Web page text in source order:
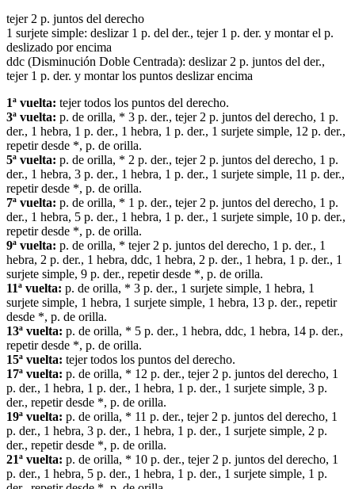
tejer 2 p. juntos del derecho
1 surjete simple: deslizar 1 p. del der., tejer 1 p. der. y montar el p.
deslizado por encima
ddc (Disminución Doble Centrada): deslizar 2 p. juntos del der.,
tejer 1 p. der. y montar los puntos deslizar encima
1ª vuelta: tejer todos los puntos del derecho.
3ª vuelta: p. de orilla, * 3 p. der., tejer 2 p. juntos del derecho, 1 p.
der., 1 hebra, 1 p. der., 1 hebra, 1 p. der., 1 surjete simple, 12 p. der.,
repetir desde *, p. de orilla.
5ª vuelta: p. de orilla, * 2 p. der., tejer 2 p. juntos del derecho, 1 p.
der., 1 hebra, 3 p. der., 1 hebra, 1 p. der., 1 surjete simple, 11 p. der.,
repetir desde *, p. de orilla.
7ª vuelta: p. de orilla, * 1 p. der., tejer 2 p. juntos del derecho, 1 p.
der., 1 hebra, 5 p. der., 1 hebra, 1 p. der., 1 surjete simple, 10 p. der.,
repetir desde *, p. de orilla.
9ª vuelta: p. de orilla, * tejer 2 p. juntos del derecho, 1 p. der., 1
hebra, 2 p. der., 1 hebra, ddc, 1 hebra, 2 p. der., 1 hebra, 1 p. der., 1
surjete simple, 9 p. der., repetir desde *, p. de orilla.
11ª vuelta: p. de orilla, * 3 p. der., 1 surjete simple, 1 hebra, 1
surjete simple, 1 hebra, 1 surjete simple, 1 hebra, 13 p. der., repetir
desde *, p. de orilla.
13ª vuelta: p. de orilla, * 5 p. der., 1 hebra, ddc, 1 hebra, 14 p. der.,
repetir desde *, p. de orilla.
15ª vuelta: tejer todos los puntos del derecho.
17ª vuelta: p. de orilla, * 12 p. der., tejer 2 p. juntos del derecho, 1
p. der., 1 hebra, 1 p. der., 1 hebra, 1 p. der., 1 surjete simple, 3 p.
der., repetir desde *, p. de orilla.
19ª vuelta: p. de orilla, * 11 p. der., tejer 2 p. juntos del derecho, 1
p. der., 1 hebra, 3 p. der., 1 hebra, 1 p. der., 1 surjete simple, 2 p.
der., repetir desde *, p. de orilla.
21ª vuelta: p. de orilla, * 10 p. der., tejer 2 p. juntos del derecho, 1
p. der., 1 hebra, 5 p. der., 1 hebra, 1 p. der., 1 surjete simple, 1 p.